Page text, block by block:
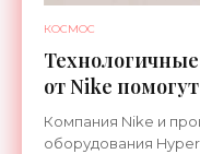
КОСМОС
от Nike
ноги после
Компания Nike и
оборудования